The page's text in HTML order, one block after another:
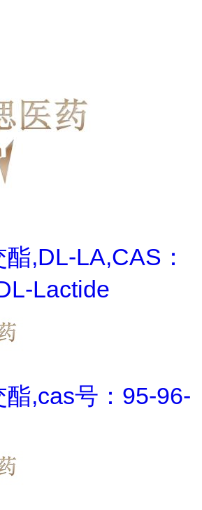
,DL-LA,CAS：
Lactide
,cas号：95-96-